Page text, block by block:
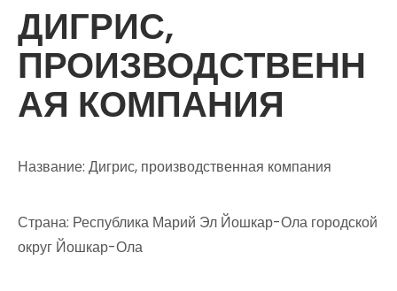
ДИГРИС,
ПРОИЗВОДСТВЕНН
АЯ КОМПАНИЯ
Название: Дигрис, производственная компания
Страна: Республика Марий Эл Йошкар-Ола городской
округ Йошкар-Ола